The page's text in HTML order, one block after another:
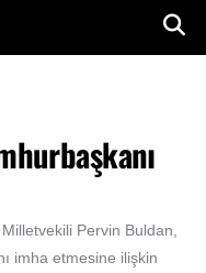
Pervin Buldan,
imha etmesine ilişkin